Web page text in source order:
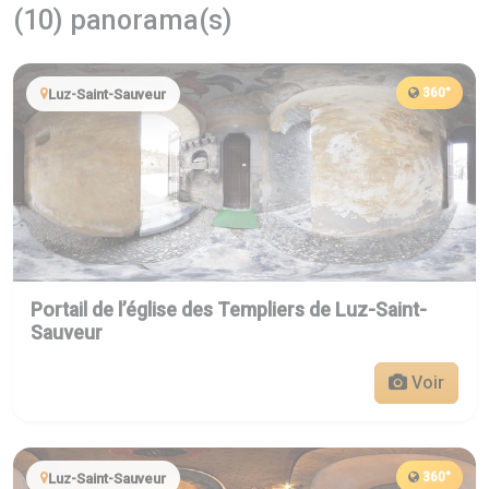
(10) panorama(s)
Luz-Saint-Sauveur 360°
Portail de l’église des Templiers de Luz-Saint-
Sauveur
Voir
Luz-Saint-Sauveur 360°